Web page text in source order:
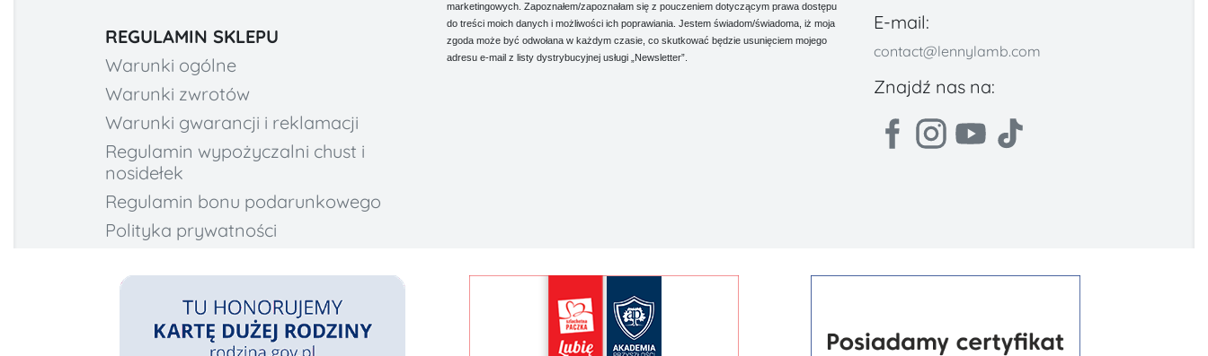
REGULAMIN SKLEPU
Warunki ogólne
Warunki zwrotów
Warunki gwarancji i reklamacji
Regulamin wypożyczalni chust i
nosidełek
Regulamin bonu podarunkowego
Polityka prywatności
marketingowych. Zapoznałem/zapoznałam się z pouczeniem dotyczącym prawa dostępu
do treści moich danych i możliwości ich poprawiania. Jestem świadom/świadoma, iż moja
zgoda może być odwołana w każdym czasie, co skutkować będzie usunięciem mojego
adresu e-mail z listy dystrybucyjnej usługi „Newsletter”.
E-mail:
contact@lennylamb.com
Znajdź nas na: